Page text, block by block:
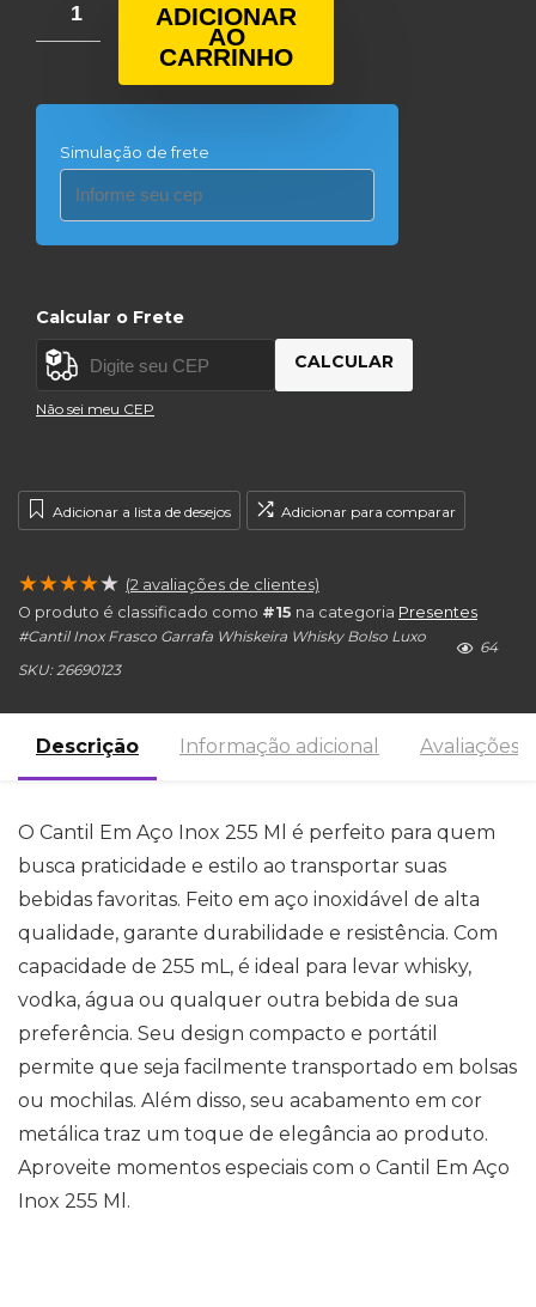
ADICIONAR
AO
CARRINHO
Simulação de frete
Calcular o Frete
CALCULAR
Não sei meu CEP
Adicionar a lista de desejos Adicionar para comparar
★★★★★ (2 avaliações de clientes)
O produto é classificado como #15 na categoria Presentes
64
#Cantil Inox Frasco Garrafa Whiskeira Whisky Bolso Luxo
SKU:26690123
Descrição Informação adicional Avaliações
O Cantil Em Aço Inox 255 Ml é perfeito para quem
busca praticidade e estilo ao transportar suas
bebidas favoritas. Feito em aço inoxidável de alta
qualidade, garante durabilidade e resistência. Com
capacidade de 255 mL, é ideal para levar whisky,
vodka, água ou qualquer outra bebida de sua
preferência. Seu design compacto e portátil
permite que seja facilmente transportado em bolsas
ou mochilas. Além disso, seu acabamento em cor
metálica traz um toque de elegância ao produto.
Aproveite momentos especiais com o Cantil Em Aço
Inox 255 Ml.